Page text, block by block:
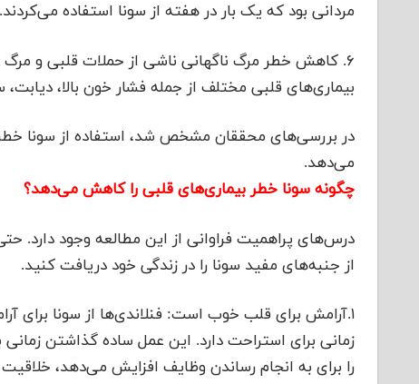
مردانی بود که یک بار در هفته از سونا استفاده می‌کردند.
۶. کاهش خطر مرگ ناگهانی ناشی از حملات قلبی و
بیماری‌های قلبی مختلف از جمله فشار خون بالا،
در بررسی‌های محققان مشخص شد، استفاده از سونا خطر
می‌دهد.
چگونه سونا خطر بیماری‌های قلبی را کاهش می‌دهد؟
درس‌های پراهمیت فراوانی از این مطالعه وجود دارد.
از جنبه‌های مفید سونا را در زندگی خود دریافت کنید.
۱.آرامش برای قلب خوب است: فنلاندی‌ها از سونا برای
زمانی برای استراحت دارد. این عمل ساده گذاشتن
را برای به انجام رساندن وظایف افزایش می‌دهد،